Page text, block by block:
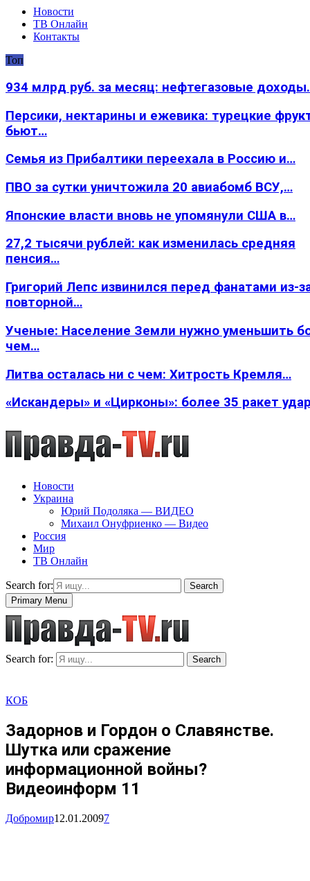
Новости
ТВ Онлайн
Контакты
Топ
934 млрд руб. за месяц: нефтегазовые
Персики, нектарины и ежевика: турецкие
бьют…
Семья из Прибалтики переехала в Россию и…
ПВО за сутки уничтожила 20 авиабомб ВСУ,…
Японские власти вновь не упомянули США в…
27,2 тысячи рублей: как изменилась средняя
пенсия…
Григорий Лепс извинился перед фанатами из-
повторной…
Ученые: Население Земли нужно уменьшить
чем…
Литва осталась ни с чем: Хитрость Кремля…
«Искандеры» и «Цирконы»: более 35 ракет
Новости
Украина
Юрий Подоляка — ВИДЕО
Михаил Онуфриенко — Видео
Россия
Мир
ТВ Онлайн
Search for:
Search
Primary Menu
Search for: Search
КОБ
Задорнов и Гордон о Славянстве.
Шутка или сражение
информационной войны?
Видеоинформ 11
Добромир12.01.20097